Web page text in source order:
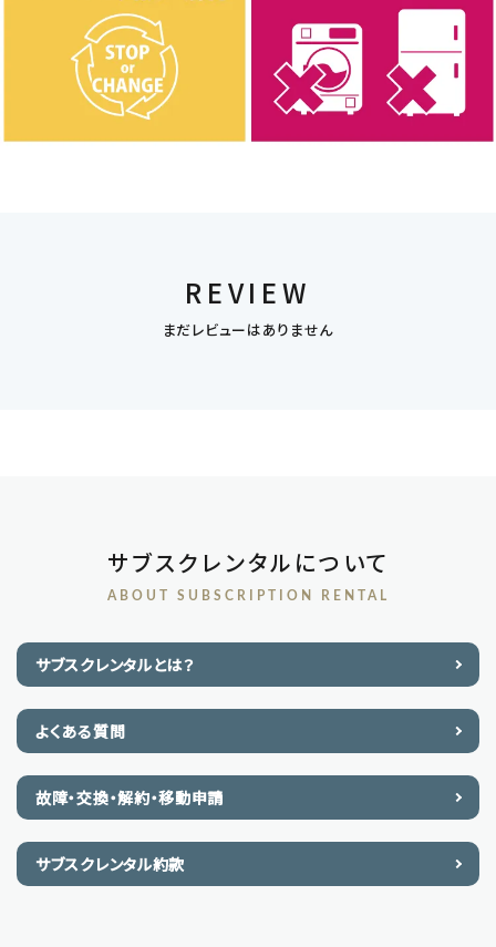
REVIEW
まだレビューはありません
サブスクレンタルについて
ABOUT SUBSCRIPTION RENTAL
サブスクレンタルとは？
よくある質問
故障・交換・解約・移動申請
サブスクレンタル約款